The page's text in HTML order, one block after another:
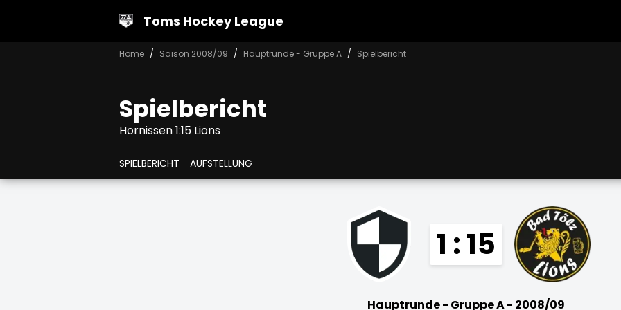
Toms Hockey League
Home Saison 2008/09 Hauptrunde - Gruppe A Spielbericht
Spielbericht
Hornissen 1:15 Lions
SPIELBERICHT AUFSTELLUNG
1 : 15
Hauptrunde - Gruppe A - 2008/09